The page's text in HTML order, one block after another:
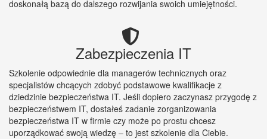
doskonałą bazą do dalszego rozwijania swoich umiejętności.
Zabezpieczenia IT
Szkolenie odpowiednie dla managerów technicznych oraz
specjalistów chcących zdobyć podstawowe kwalifikacje z
dziedzinie bezpieczeństwa IT. Jeśli dopiero zaczynasz przygodę z
bezpieczeństwem IT, dostałeś zadanie zorganizowania
bezpieczeństwa IT w firmie czy może po prostu chcesz
uporządkować swoją wiedzę – to jest szkolenie dla Ciebie.